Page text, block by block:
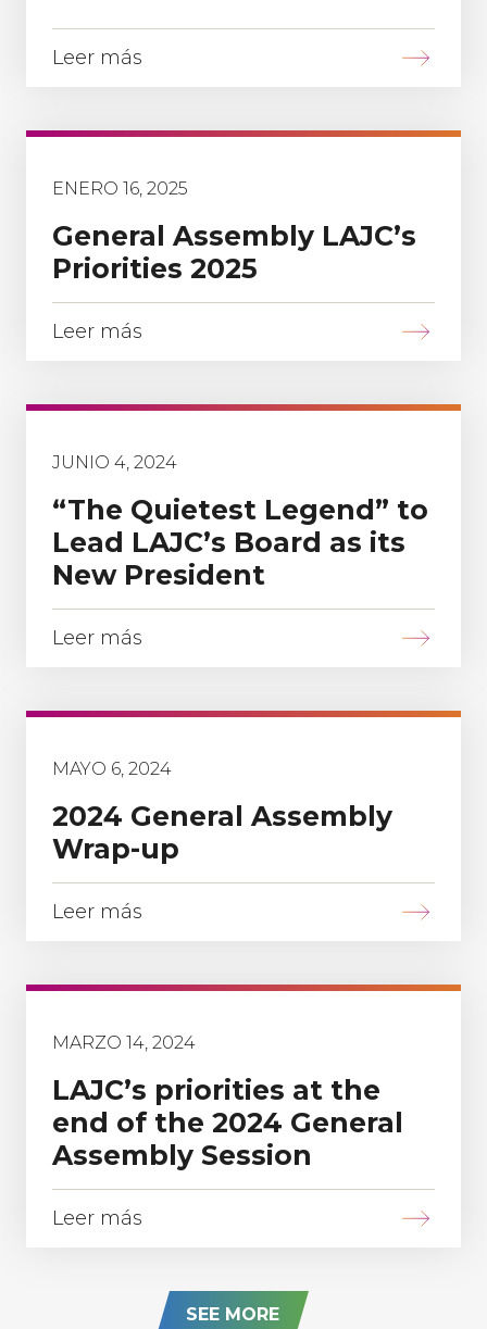
Leer más
ENERO 16, 2025
General Assembly LAJC’s
Priorities 2025
Leer más
JUNIO 4, 2024
“The Quietest Legend” to
Lead LAJC’s Board as its
New President
Leer más
MAYO 6, 2024
2024 General Assembly
Wrap-up
Leer más
MARZO 14, 2024
LAJC’s priorities at the
end of the 2024 General
Assembly Session
Leer más
SEE MORE